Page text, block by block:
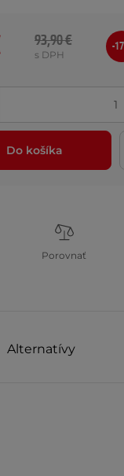
93,90 €
s DPH
-
Do košíka
Porovnať
Alternatívy